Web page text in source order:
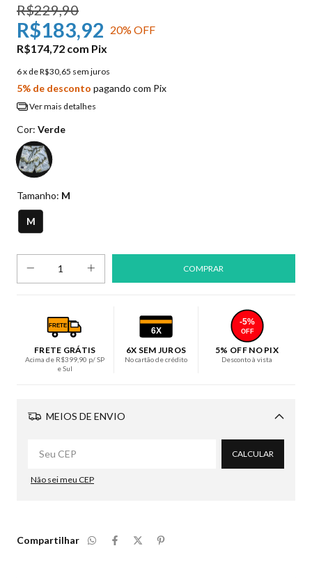
R$229,90
R$183,92 20% OFF
R$174,72 com Pix
6x deR$30,65 sem juros
5% de desconto pagando com Pix
Ver mais detalhes
Cor: Verde
Tamanho: M
M
FRETE
FRETE GRÁTIS
Acima de R$399,90 p/ SP
e Sul
6X
6X SEM JUROS
No cartão de crédito
-5%
OFF
5% OFF NO PIX
Desconto à vista
MEIOS DE ENVIO
Alterar CEP
CALCULAR
Não sei meu CEP
Compartilhar